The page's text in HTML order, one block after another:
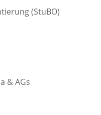
(StuBO)
& AGs